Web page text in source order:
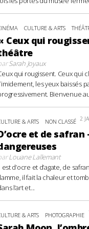
CULTURE & ARTS
Ceux qui
Sarah Joyaux
qui rougissent. Ceux qui
les yeux baissés
Bienvenue
& ARTS NON CLASSÉ 2
et de
Louane Lallemant
est d’ocre et d’agate, de
il fait la chaleur et
l’art et...
& ARTS PHOTOGRAPHIE